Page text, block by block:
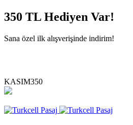
350 TL Hediyen Var!
Sana özel ilk alışverişinde indirim!
KASIM350